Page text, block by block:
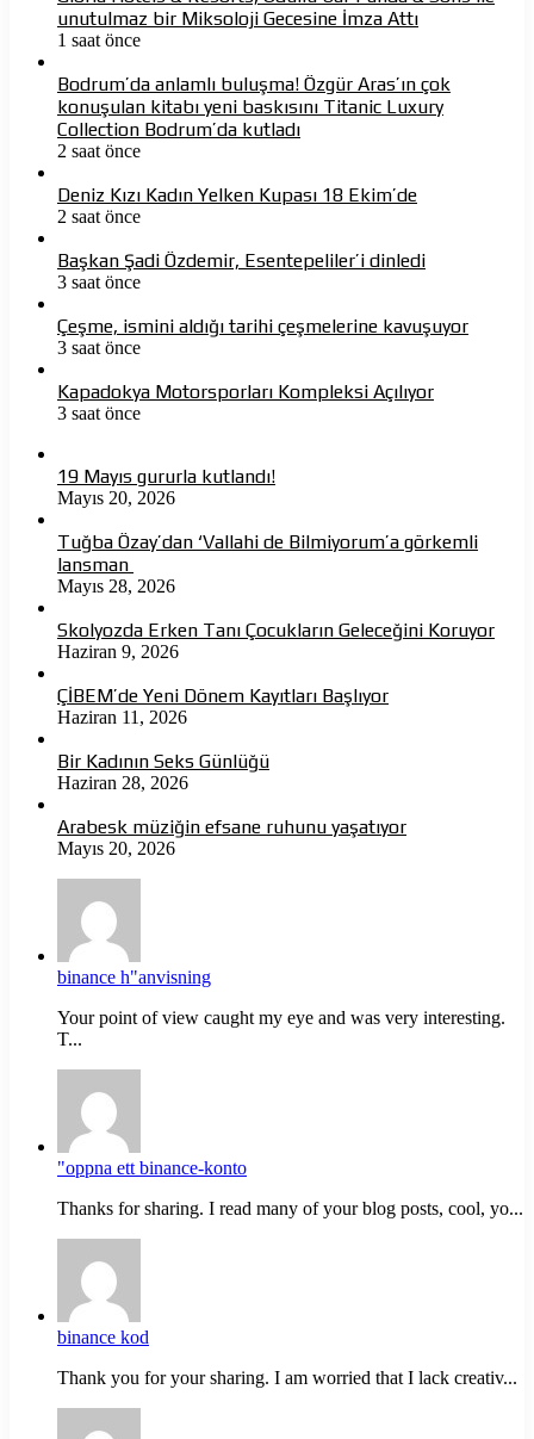
unutulmaz bir Miksoloji Gecesine İmza Attı
1 saat önce
Bodrum’da anlamlı buluşma! Özgür Aras’ın çok
konuşulan kitabı yeni baskısını Titanic Luxury
Collection Bodrum’da kutladı
2 saat önce
Deniz Kızı Kadın Yelken Kupası 18 Ekim’de
2 saat önce
Başkan Şadi Özdemir, Esentepeliler’i dinledi
3 saat önce
Çeşme, ismini aldığı tarihi çeşmelerine kavuşuyor
3 saat önce
Kapadokya Motorsporları Kompleksi Açılıyor
3 saat önce
19 Mayıs gururla kutlandı!
Mayıs 20, 2026
Tuğba Özay’dan ‘Vallahi de Bilmiyorum’a görkemli
lansman
Mayıs 28, 2026
Skolyozda Erken Tanı Çocukların Geleceğini Koruyor
Haziran 9, 2026
ÇİBEM’de Yeni Dönem Kayıtları Başlıyor
Haziran 11, 2026
Bir Kadının Seks Günlüğü
Haziran 28, 2026
Arabesk müziğin efsane ruhunu yaşatıyor
Mayıs 20, 2026
binance h"anvisning
Your point of view caught my eye and was very interesting.
T...
"oppna ett binance-konto
Thanks for sharing. I read many of your blog posts, cool, yo...
binance kod
Thank you for your sharing. I am worried that I lack creativ...